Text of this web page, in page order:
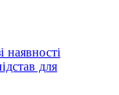
наявності
для